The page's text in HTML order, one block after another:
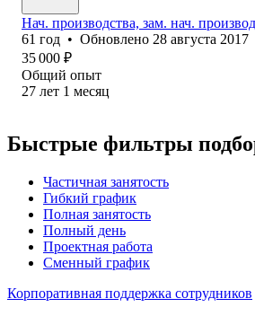
Нач. производства, зам. нач.
61 год • Обновлено 28 августа 2017
35 000 ₽
Общий опыт
27 лет 1 месяц
Быстрые фильтры
Частичная занятость
Гибкий график
Полная занятость
Полный день
Проектная работа
Сменный график
Корпоративная поддержка сотрудников